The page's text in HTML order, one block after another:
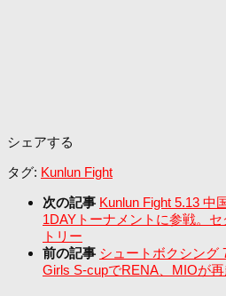
シェアする
タグ: Kunlun Fight
次の記事 Kunlun Fight 5.13 中
1DAYトーナメントに参戦。
トリー
前の記事 シュートボクシング
Girls S-cupでRENA、MIOが